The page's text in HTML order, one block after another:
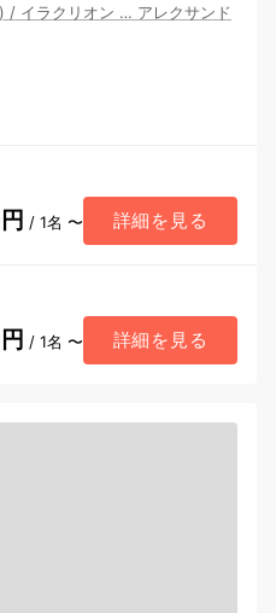
/ イラクリオン … アレクサンド
/ 1名 〜 詳細を見る
/ 1名 〜 詳細を見る